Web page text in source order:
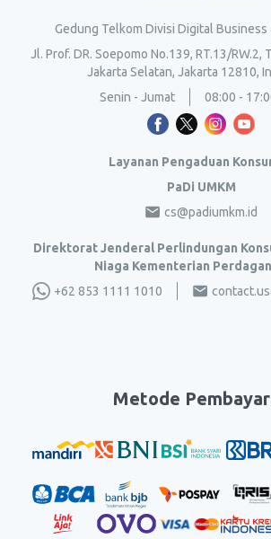
Gedung Telkom Divisi Digital
Jl. Prof. DR. Soepomo No.139, RT.13/RW.2,
Jakarta Selatan, Jakarta 12810,
Senin - Jumat
08:00 -
Layanan Pengaduan
PaDi UMKM
cs@padiumkm.id
Direktorat Jenderal Perlindungan
Niaga Kementerian
+62 853 1111 1010
Metode